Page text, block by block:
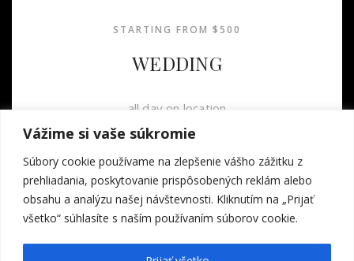
Vážime si vaše súkromie
Súbory cookie používame na zlepšenie vášho zážitku z
prehliadania, poskytovanie prispôsobených reklám alebo
obsahu a analýzu našej návštevnosti. Kliknutím na „Prijať
všetko“ súhlasíte s naším používaním súborov cookie.
STARTING FROM $500
WEDDING
all day on location
3 photographers
200 images
Hi-res images for web
Hi-res images on CD